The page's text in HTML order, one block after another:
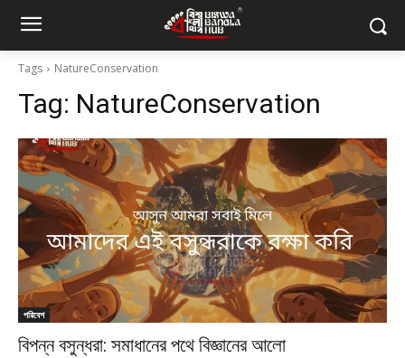
Tags NatureConservation
Tag: NatureConservation
পরিবেশ
বিপন্ন বসুন্ধরা: সমাধানের পথে বিজ্ঞানের আলো